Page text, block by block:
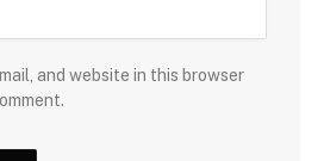
and website in this browser